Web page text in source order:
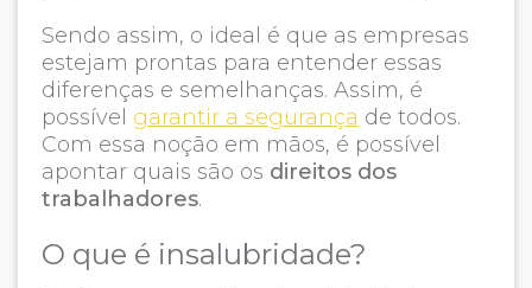
Sendo assim, o ideal é que as empresas
estejam prontas para entender essas
diferenças e semelhanças. Assim, é
possível garantir a segurança de todos.
Com essa noção em mãos, é possível
apontar quais são os direitos dos
trabalhadores.
O que é insalubridade?